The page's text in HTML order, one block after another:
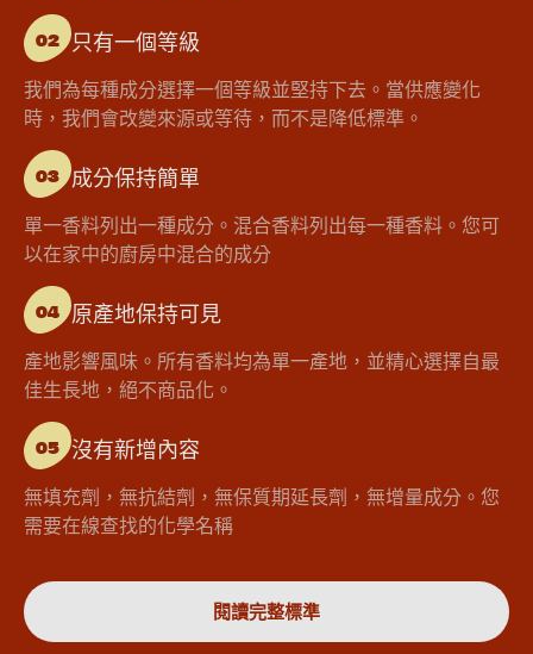
02 只有一個等級
我們為每種成分選擇一個等級並堅持下去。當供應變化
時，我們會改變來源或等待，而不是降低標準。
03 成分保持簡單
單一香料列出一種成分。混合香料列出每一種香料。您可
以在家中的廚房中混合的成分
04 原產地保持可見
產地影響風味。所有香料均為單一產地，並精心選擇自最
佳生長地，絕不商品化。
05 沒有新增內容
無填充劑，無抗結劑，無保質期延長劑，無增量成分。您
需要在線查找的化學名稱
閱讀完整標準